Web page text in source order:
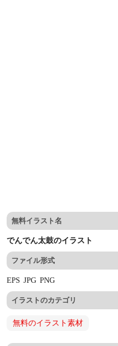
無料イラスト名
でんでん太鼓のイラスト
ファイル形式
EPSJPGPNG
イラストのカテゴリ
無料のイラスト素材